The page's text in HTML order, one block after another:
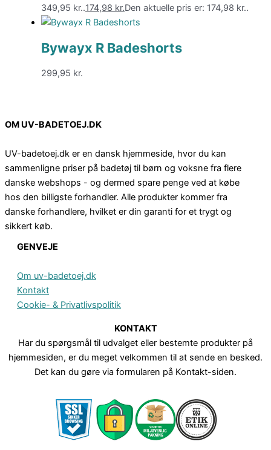
349,95 kr..174,98 kr.Den aktuelle pris er: 174,98 kr..
Bywayx R Badeshorts
299,95 kr.
OM UV-BADETOEJ.DK
UV-badetoej.dk er en dansk hjemmeside, hvor du kan
sammenligne priser på badetøj til børn og voksne fra flere
danske webshops - og dermed spare penge ved at købe
hos den billigste forhandler. Alle produkter kommer fra
danske forhandlere, hvilket er din garanti for et trygt og
sikkert køb.
GENVEJE
Om uv-badetoej.dk
Kontakt
Cookie- & Privatlivspolitik
KONTAKT
Har du spørgsmål til udvalget eller bestemte produkter på
hjemmesiden, er du meget velkommen til at sende en besked.
Det kan du gøre via formularen på Kontakt-siden.